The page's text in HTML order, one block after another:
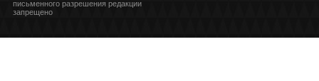
письменного разрешения редакции
запрещено